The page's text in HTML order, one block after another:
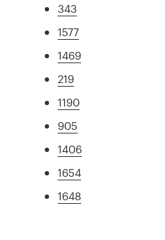
343
1577
1469
219
1190
905
1406
1654
1648